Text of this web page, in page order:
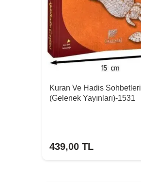
Kuran Ve Hadis Sohbetleri
(Gelenek Yayınları)-1531
439,00 TL